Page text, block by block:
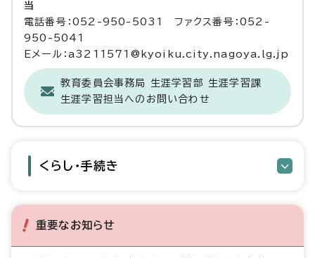
当
電話番号：052-950-5031 ファクス番号：052-
950-5041
Eメール：a3211571@kyoiku.city.nagoya.lg.jp
教育委員会事務局 生涯学習部 生涯学習課
生涯学習担当へのお問い合わせ
くらし・手続き
重要なお知らせ